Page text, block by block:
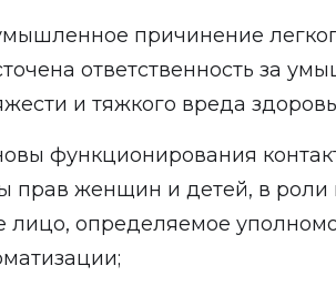
причинение
ответственность за
и тяжкого вреда
функционирования
прав женщин и детей, в роли
лицо, определяемое